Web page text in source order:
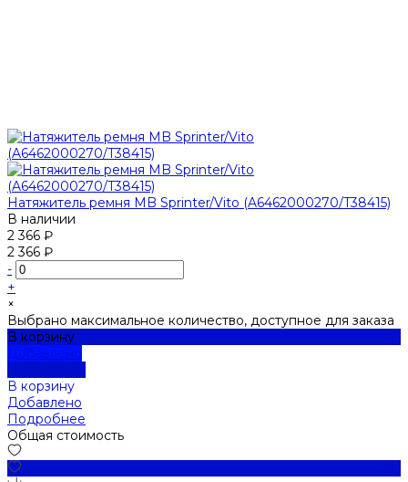
Натяжитель ремня MB Sprinter/Vito (A6462000270/T38415)
В наличии
2 366 ₽
2 366 ₽
-
+
×
Выбрано максимальное количество, доступное для заказа
В корзину
Добавлено
В корзину
Добавлено
Подробнее
Общая стоимость